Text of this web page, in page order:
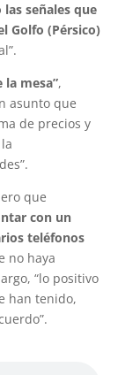
señales que
Golfo (Pérsico)
mesa”,
asunto que
de precios y
que
con un
teléfonos
no haya
“lo positivo
han tenido,